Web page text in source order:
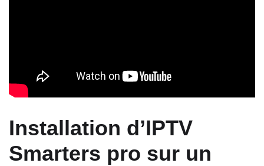
Installation d’IPTV
Smarters pro sur un